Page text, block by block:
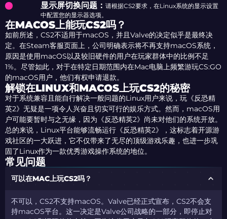
显示屏切换问题： 请根据CS2要求，在Linux系统的显示设置
中配置您的显示器选项。
在MACOS上能玩CS2吗？
如前所述，CS2不适用于macOS，并且Valve的决定似乎是最终决
定。在Steam客服页面上，公司明确表示将不再支持macOS系统，
原因是使用macOS以及较旧硬件的用户在玩家群体中的比例不足
1%。尽管如此，对于在特定日期范围内在Mac电脑上频繁游玩CS:GO
的macOS用户，他们有权申请退款。
解锁在LINUX和MACOS上玩CS2的秘密
对于系统兼容且能自行解决一般问题的Linux用户来说，玩《反恐精
英2》无疑是一项令人兴奋且切实可行的娱乐方式。然而，macOS用
户可能要暂时与之无缘，因为《反恐精英2》尚未对他们的系统开放。
总的来说，Linux平台能够流畅运行《反恐精英2》，这标志着开源游
戏社区的一大跃进，它不仅带来了无尽的顶级游戏乐趣，也进一步巩
固了Linux作为一款优秀游戏操作系统的地位。
常见问题
可以在MAC上玩CS2吗？
不可以，CS2不支持macOS。Valve已经正式宣布，CS2不会支
持macOS平台。这一决定是Valve公司战略的一部分，即停止对